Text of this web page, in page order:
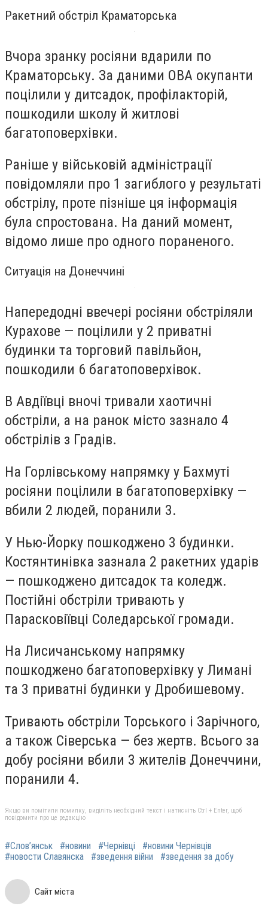
Ракетний обстріл Краматорська
Вчора зранку росіяни вдарили по
Краматорську. За даними ОВА окупанти
поцілили у дитсадок, профілакторій,
пошкодили школу й житлові
багатоповерхівки.
Раніше у військовій адміністрації
повідомляли про 1 загиблого у результаті
обстрілу, проте пізніше ця інформація
була спростована. На даний момент,
відомо лише про одного пораненого.
Ситуація на Донеччині
Напередодні ввечері росіяни обстріляли
Курахове — поцілили у 2 приватні
будинки та торговий павільйон,
пошкодили 6 багатоповерхівок.
В Авдіївці вночі тривали хаотичні
обстріли, а на ранок місто зазнало 4
обстрілів з Градів.
На Горлівському напрямку у Бахмуті
росіяни поцілили в багатоповерхівку —
вбили 2 людей, поранили 3.
У Нью-Йорку пошкоджено 3 будинки.
Костянтинівка зазнала 2 ракетних ударів
— пошкоджено дитсадок та коледж.
Постійні обстріли тривають у
Парасковіївці Соледарської громади.
На Лисичанському напрямку
пошкоджено багатоповерхівку у Лимані
та 3 приватні будинки у Дробишевому.
Тривають обстріли Торського і Зарічного,
а також Сіверська — без жертв. Всього за
добу росіяни вбили 3 жителів Донеччини,
поранили 4.
Якщо ви помітили помилку, виділіть необхідний текст і натисніть Ctrl + Enter, щоб
повідомити про це редакцію
#Слов’янськ #новини #Чернівці
#новини Чернівців
#новости Славянска
#зведення війни #зведення за добу
Сайт міста